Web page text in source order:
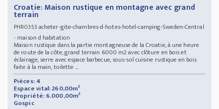
Croatie: Maison rustique en montagne avec grand
terrain
PHR0353 acheter-gite-chambres-d-hotes-hotel-camping-Sweden-Central
- maison d habitation
Maison rustique dans la partie montagneuse de la Croatie, à une heure
de route de la côte, grand terrain 6000 m2 avec clôture en bois et
éclairage, serre avec espace barbecue, sous-sol cuisine rustique en bois
faite à la main, toilette ...
Pièces: 4
Espace vital: 260,00m²
Propriété: 6.000,00m²
Gospic